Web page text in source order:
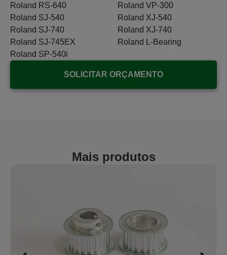
Roland RS-640
Roland SJ-540
Roland SJ-740
Roland SJ-745EX
Roland SP-540i
Roland VP-300
Roland XJ-540
Roland XJ-740
Roland L-Bearing
SOLICITAR ORÇAMENTO
Mais produtos